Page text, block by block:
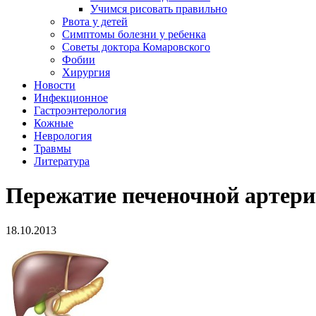
Учимся рисовать правильно
Рвота у детей
Симптомы болезни у ребенка
Советы доктора Комаровского
Фобии
Хирургия
Новости
Инфекционное
Гастроэнтерология
Кожные
Неврология
Травмы
Литература
Пережатие печеночной
18.10.2013